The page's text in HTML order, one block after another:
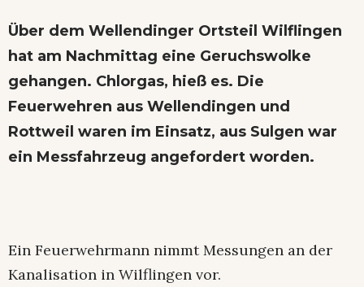
Über dem Wellendinger Ortsteil Wilflingen
hat am Nachmittag eine Geruchswolke
gehangen. Chlorgas, hieß es. Die
Feuerwehren aus Wellendingen und
Rottweil waren im Einsatz, aus Sulgen war
ein Messfahrzeug angefordert worden.
Ein Feuerwehrmann nimmt Messungen an der
Kanalisation in Wilflingen vor.